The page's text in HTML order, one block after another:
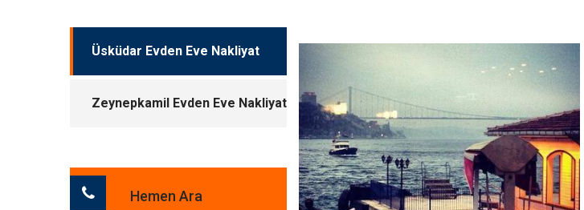
Üsküdar Evden Eve Nakliyat
Zeynepkamil Evden Eve Nakliyat
Hemen Ara